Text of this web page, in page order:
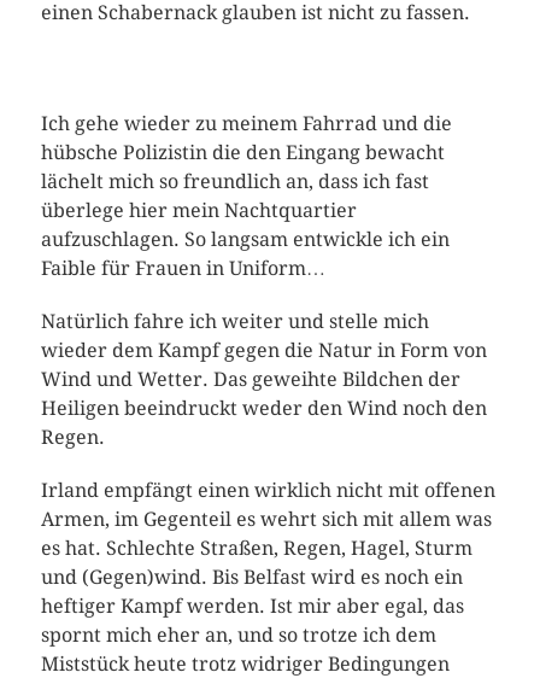
einen Schabernack glauben ist nicht zu fassen.
Ich gehe wieder zu meinem Fahrrad und die
hübsche Polizistin die den Eingang bewacht
lächelt mich so freundlich an, dass ich fast
überlege hier mein Nachtquartier
aufzuschlagen. So langsam entwickle ich ein
Faible für Frauen in Uniform…
Natürlich fahre ich weiter und stelle mich
wieder dem Kampf gegen die Natur in Form von
Wind und Wetter. Das geweihte Bildchen der
Heiligen beeindruckt weder den Wind noch den
Regen.
Irland empfängt einen wirklich nicht mit offenen
Armen, im Gegenteil es wehrt sich mit allem was
es hat. Schlechte Straßen, Regen, Hagel, Sturm
und (Gegen)wind. Bis Belfast wird es noch ein
heftiger Kampf werden. Ist mir aber egal, das
spornt mich eher an, und so trotze ich dem
Miststück heute trotz widriger Bedingungen